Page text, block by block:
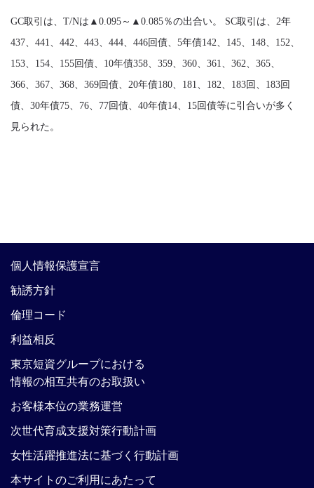
GC取引は、T/Nは▲0.095～▲0.085％の出合い。 SC取引は、2年
437、441、442、443、444、446回債、5年債142、145、148、152、
153、154、155回債、10年債358、359、360、361、362、365、
366、367、368、369回債、20年債180、181、182、183回、183回
債、30年債75、76、77回債、40年債14、15回債等に引合いが多く
見られた。
個人情報保護宣言
勧誘方針
倫理コード
利益相反
東京短資グループにおける
情報の相互共有のお取扱い
お客様本位の業務運営
次世代育成支援対策行動計画
女性活躍推進法に基づく行動計画
本サイトのご利用にあたって